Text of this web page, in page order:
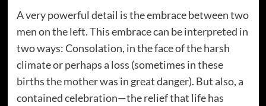
A very powerful detail is the embrace between two
men on the left. This embrace can be interpreted in
two ways: Consolation, in the face of the harsh
climate or perhaps a loss (sometimes in these
births the mother was in great danger). But also, a
contained celebration—the relief that life has